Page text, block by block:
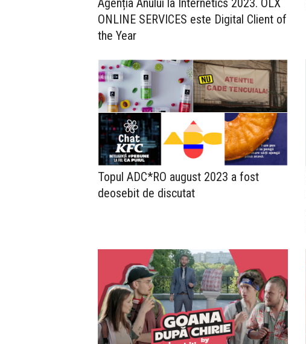
Agenția Anului la Internetics 2023. OLX
ONLINE SERVICES este Digital Client of
the Year
Topul ADC*RO august 2023 a fost
deosebit de discutat